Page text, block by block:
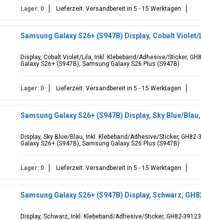
Lager: 0 Lieferzeit: Versandbereit in 5 - 15 Werktagen
Samsung Galaxy S26+ (S947B) Display, Cobalt
Display, Cobalt Violet/Lila, Inkl. Klebeband/Adhesive/Sticker,
Galaxy S26+ (S947B), Samsung Galaxy S26 Plus (S947B)
Lager: 0 Lieferzeit: Versandbereit in 5 - 15 Werktagen
Samsung Galaxy S26+ (S947B) Display, Sky Blue/
Display, Sky Blue/Blau, Inkl. Klebeband/Adhesive/Sticker,
Galaxy S26+ (S947B), Samsung Galaxy S26 Plus (S947B)
Lager: 0 Lieferzeit: Versandbereit in 5 - 15 Werktagen
Samsung Galaxy S26+ (S947B) Display, Schwarz,
Display, Schwarz, Inkl. Klebeband/Adhesive/Sticker, GH82-